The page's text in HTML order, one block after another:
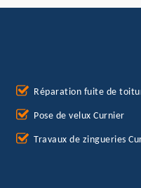
Réparation fuite de
Pose de velux Curnier
Travaux de zingueries